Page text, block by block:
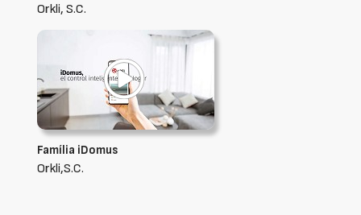
Orkli, S.C.
Família iDomus
Orkli,S.C.